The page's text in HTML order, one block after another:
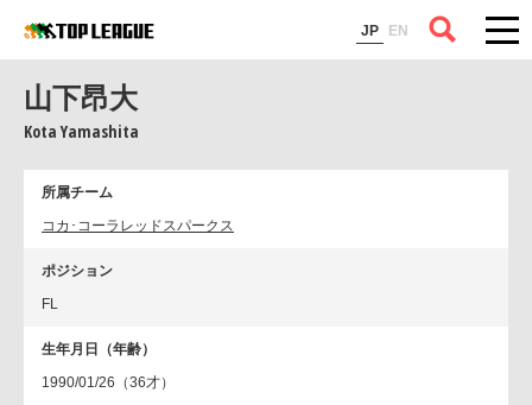
JP EN
コラム
山下昂大
Kota Yamashita
所属チーム
コカ･コーラレッドスパークス
ポジション
FL
生年月日（年齢）
1990/01/26（36才）